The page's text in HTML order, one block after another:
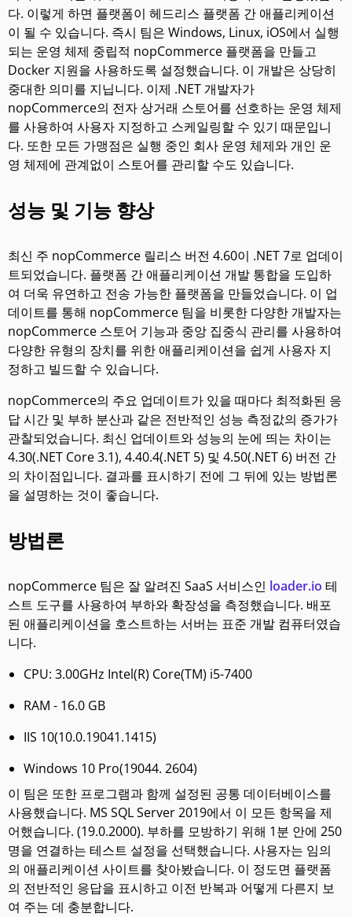
다. 이렇게 하면 플랫폼이 헤드리스 플랫폼 간 애플리케이션
이 될 수 있습니다. 즉시 팀은 Windows, Linux, iOS에서 실행
되는 운영 체제 중립적 nopCommerce 플랫폼을 만들고
Docker 지원을 사용하도록 설정했습니다. 이 개발은 상당히
중대한 의미를 지닙니다. 이제 .NET 개발자가
nopCommerce의 전자 상거래 스토어를 선호하는 운영 체제
를 사용하여 사용자 지정하고 스케일링할 수 있기 때문입니
다. 또한 모든 가맹점은 실행 중인 회사 운영 체제와 개인 운
영 체제에 관계없이 스토어를 관리할 수도 있습니다.
성능 및 기능 향상
최신 주 nopCommerce 릴리스 버전 4.60이 .NET 7로 업데이
트되었습니다. 플랫폼 간 애플리케이션 개발 통합을 도입하
여 더욱 유연하고 전송 가능한 플랫폼을 만들었습니다. 이 업
데이트를 통해 nopCommerce 팀을 비롯한 다양한 개발자는
nopCommerce 스토어 기능과 중앙 집중식 관리를 사용하여
다양한 유형의 장치를 위한 애플리케이션을 쉽게 사용자 지
정하고 빌드할 수 있습니다.
nopCommerce의 주요 업데이트가 있을 때마다 최적화된 응
답 시간 및 부하 분산과 같은 전반적인 성능 측정값의 증가가
관찰되었습니다. 최신 업데이트와 성능의 눈에 띄는 차이는
4.30(.NET Core 3.1), 4.40.4(.NET 5) 및 4.50(.NET 6) 버전 간
의 차이점입니다. 결과를 표시하기 전에 그 뒤에 있는 방법론
을 설명하는 것이 좋습니다.
방법론
nopCommerce 팀은 잘 알려진 SaaS 서비스인 loader.io 테
스트 도구를 사용하여 부하와 확장성을 측정했습니다. 배포
된 애플리케이션을 호스트하는 서버는 표준 개발 컴퓨터였습
니다.
CPU: 3.00GHz Intel(R) Core(TM) i5-7400
RAM - 16.0 GB
IIS 10(10.0.19041.1415)
Windows 10 Pro(19044. 2604)
이 팀은 또한 프로그램과 함께 설정된 공통 데이터베이스를
사용했습니다. MS SQL Server 2019에서 이 모든 항목을 제
어했습니다. (19.0.2000). 부하를 모방하기 위해 1분 안에 250
명을 연결하는 테스트 설정을 선택했습니다. 사용자는 임의
의 애플리케이션 사이트를 찾아봤습니다. 이 정도면 플랫폼
의 전반적인 응답을 표시하고 이전 반복과 어떻게 다른지 보
여 주는 데 충분합니다.